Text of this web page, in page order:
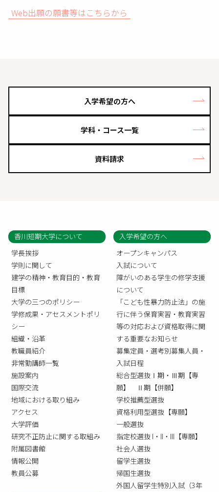
Web出願の願書等はこちらから
入学希望の方へ
学科・コース一覧
資料請求
香川短期大学について
学長挨拶
学則に関して
建学の精神・教育目的・教育
目標
大学の三つのポリシー
学修成果・アセスメントポリ
シー
組織・沿革
教職員紹介
非常勤講師一覧
施設案内
国際交流
地域における取り組み
アクセス
大学評価
研究不正防止に関する取組み
附属図書館
情報公開
教員公募
入学希望の方へ
オープンキャンパス
入試について
障がいのある学生の修学支援
について
「こども性暴力防止法」の施
行に伴う保育実習・教育実習
等の対応および資格取得に関
する重要なお知らせ
募集定員・選考別募集人員・
入試日程
総合型選抜Ⅰ期・Ⅲ期【専
願】 Ⅱ期【併願】
学校推薦型選抜
資格利用型選抜【専願】
一般選抜
指定校選抜 I・II・III【専願】
社会人選抜
留学生選抜
帰国生選抜
外国人留学生特別入試（3年